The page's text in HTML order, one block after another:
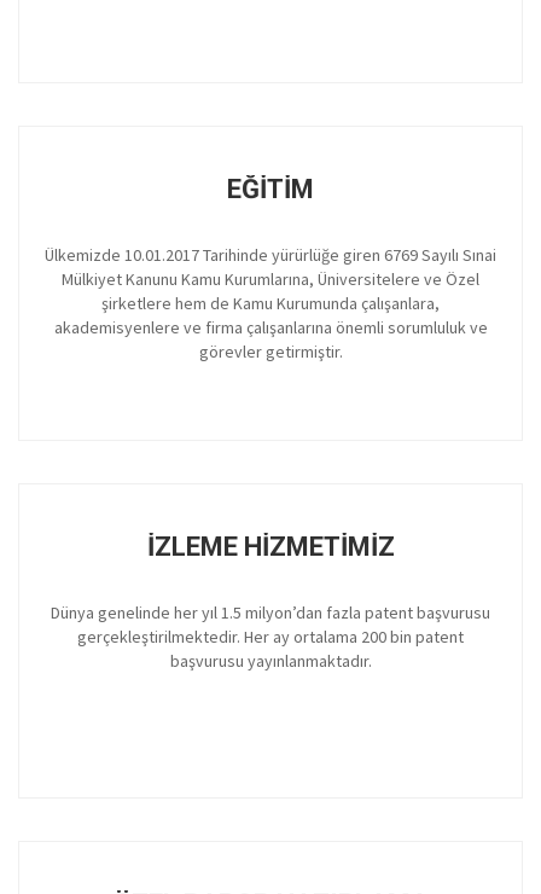
EĞITIM
Ülkemizde 10.01.2017 Tarihinde yürürlüğe giren 6769 Sayılı Sınai
Mülkiyet Kanunu Kamu Kurumlarına, Üniversitelere ve Özel
şirketlere hem de Kamu Kurumunda çalışanlara,
akademisyenlere ve firma çalışanlarına önemli sorumluluk ve
görevler getirmiştir.
İZLEME HIZMETIMIZ
Dünya genelinde her yıl 1.5 milyon’dan fazla patent başvurusu
gerçekleştirilmektedir. Her ay ortalama 200 bin patent
başvurusu yayınlanmaktadır.